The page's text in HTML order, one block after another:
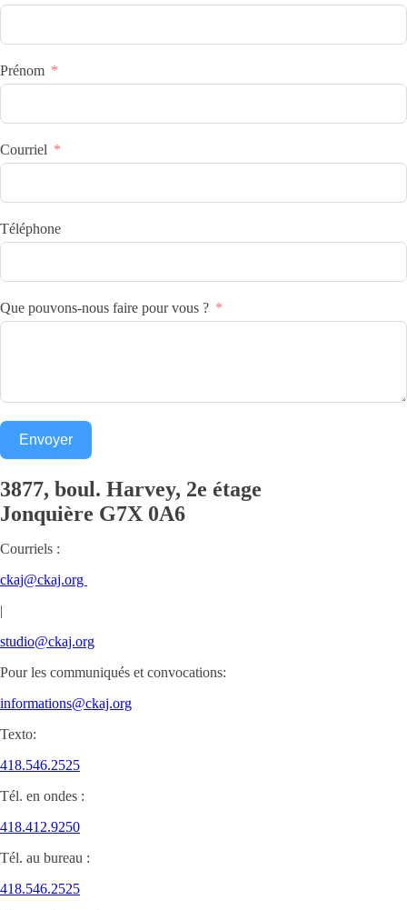
Prénom
Courriel
Téléphone
Que pouvons-nous faire pour vous ?
Envoyer
3877, boul. Harvey, 2e étage
Jonquière G7X 0A6
Courriels :
ckaj@ckaj.org
|
studio@ckaj.org
Pour les communiqués et convocations:
informations@ckaj.org
Texto:
418.546.2525
Tél. en ondes :
418.412.9250
Tél. au bureau :
418.546.2525